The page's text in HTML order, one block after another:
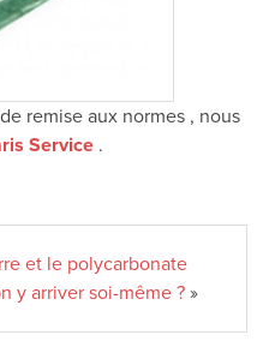
remise aux normes , nous
Service .
et le polycarbonate
y arriver soi-même ? »